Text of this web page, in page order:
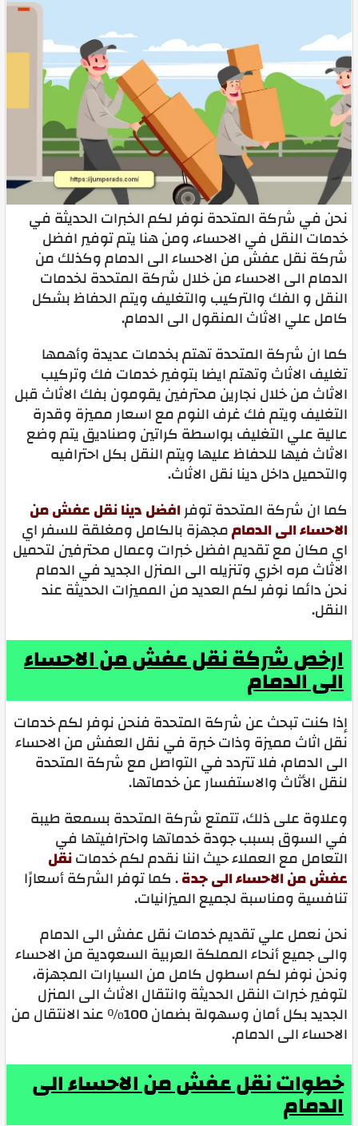
نحن في شركة المتحدة نوفر لكم الخبرات الحديثة في
خدمات النقل في الاحساء، ومن هنا يتم توفير افضل
شركة نقل عفش من الاحساء الى الدمام وكذلك من
الدمام الى الاحساء من خلال شركة المتحدة لخدمات
النقل و الفك والتركيب والتغليف ويتم الحفاظ بشكل
كامل علي الاثاث المنقول الى الدمام.
كما ان شركة المتحدة تهتم بخدمات عديدة وأهمها
تغليف الاثاث وتهتم ايضا بتوفير خدمات فك وتركيب
الاثاث من خلال نجارين محترفين يقومون بفك الاثاث قبل
التغليف ويتم فك غرف النوم مع اسعار مميزة وقدرة
عالية علي التغليف بواسطة كراتين وصناديق يتم وضع
الاثاث فيها للحفاظ عليها ويتم النقل بكل احترافيه
والتحميل داخل دينا نقل الاثاث.
كما ان شركة المتحدة توفرافضل دينا نقل عفش من
الاحساء الى الدماممجهزة بالكامل ومغلقة للسفر اي
اي مكان مع تقديم افضل خبرات وعمال محترفين لتحميل
الاثاث مره اخري وتنزيله الى المنزل الجديد في الدمام
نحن دائما نوفر لكم العديد من المميزات الحديثة عند
النقل.
ارخص شركة نقل عفش من الاحساء
الى الدمام
إذا كنت تبحث عن شركة المتحدة فنحن نوفر لكم خدمات
نقل اثاث مميزة وذات خبرة في نقل العفش من الاحساء
الى الدمام، فلا تتردد في التواصل مع شركة المتحدة
لنقل الأثاث والاستفسار عن خدماتها.
وعلاوة على ذلك، تتمتع شركة المتحدة بسمعة طيبة
في السوق بسبب جودة خدماتها واحترافيتها في
التعامل مع العملاء حيث اننا نقدم لكم خدماتنقل
عفش من الاحساء الى جدة. كما توفر الشركة أسعارًا
تنافسية ومناسبة لجميع الميزانيات.
نحن نعمل علي تقديم خدمات نقل عفش الى الدمام
والى جميع أنحاء المملكة العربية السعودية من الاحساء
ونحن نوفر لكم اسطول كامل من السيارات المجهزة،
لتوفير خبرات النقل الحديثة وانتقال الاثاث الى المنزل
الجديد بكل أمان وسهولة بضمان 100% عند الانتقال من
الاحساء الى الدمام.
خطوات نقل عفش من الاحساء الى
الدمام